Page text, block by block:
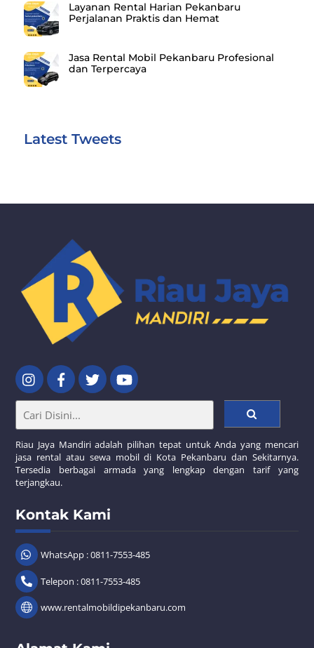
Layanan Rental Harian Pekanbaru
Perjalanan Praktis dan Hemat
Jasa Rental Mobil Pekanbaru Profesional
dan Terpercaya
Latest Tweets
Riau Jaya Mandiri adalah pilihan tepat untuk Anda yang mencari
jasa rental atau sewa mobil di Kota Pekanbaru dan Sekitarnya.
Tersedia berbagai armada yang lengkap dengan tarif yang
terjangkau.
Kontak Kami
WhatsApp : 0811-7553-485
Telepon : 0811-7553-485
www.rentalmobildipekanbaru.com